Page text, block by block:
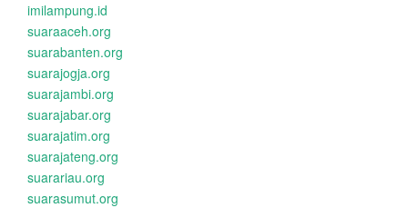
imilampung.id
suaraaceh.org
suarabanten.org
suarajogja.org
suarajambi.org
suarajabar.org
suarajatim.org
suarajateng.org
suarariau.org
suarasumut.org